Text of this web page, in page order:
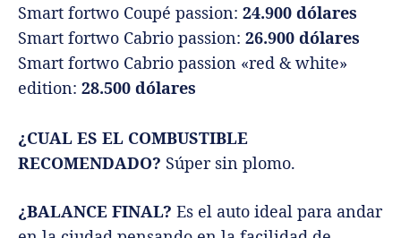
Smart fortwo Coupé passion: 24.900 dólares
Smart fortwo Cabrio passion: 26.900 dólares
Smart fortwo Cabrio passion «red & white»
edition: 28.500 dólares
¿CUAL ES EL COMBUSTIBLE
RECOMENDADO? Súper sin plomo.
¿BALANCE FINAL? Es el auto ideal para andar